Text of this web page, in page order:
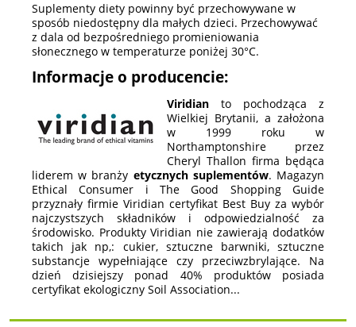
Suplementy diety powinny być przechowywane w
sposób niedostępny dla małych dzieci. Przechowywać
z dala od bezpośredniego promieniowania
słonecznego w temperaturze poniżej 30°C.
Informacje o producencie:
Viridian to pochodząca z
Wielkiej Brytanii, a założona
w 1999 roku w
Northamptonshire przez
Cheryl Thallon firma będąca
liderem w branży etycznych suplementów. Magazyn
Ethical Consumer i The Good Shopping Guide
przyznały firmie Viridian certyfikat Best Buy za wybór
najczystszych składników i odpowiedzialność za
środowisko. Produkty Viridian nie zawierają dodatków
takich jak np,: cukier, sztuczne barwniki, sztuczne
substancje wypełniające czy przeciwzbrylające. Na
dzień dzisiejszy ponad 40% produktów posiada
certyfikat ekologiczny Soil Association...